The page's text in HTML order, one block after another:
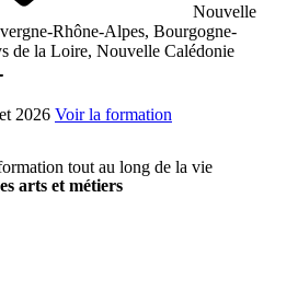
Nouvelle
Rhône-Alpes, Bourgogne-
de la Loire, Nouvelle Calédonie
2026 Voir la formation
tout au long de la vie
arts et métiers